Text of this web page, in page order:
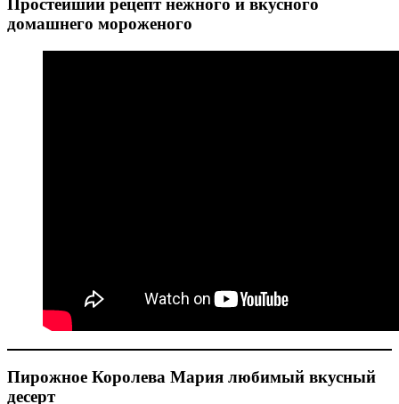
Простейший рецепт нежного и вкусного
домашнего мороженого
Пирожное Королева Мария любимый вкусный
десерт